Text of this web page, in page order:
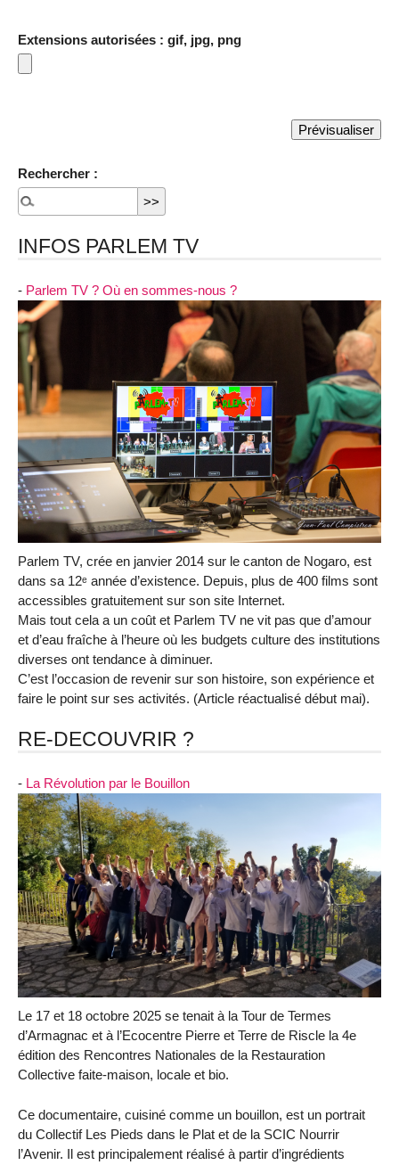
Extensions autorisées : gif, jpg, png
Rechercher :
INFOS PARLEM TV
- Parlem TV ? Où en sommes-nous ?
Parlem TV, crée en janvier 2014 sur le canton de Nogaro, est
dans sa 12ᵉ année d’existence. Depuis, plus de 400 films sont
accessibles gratuitement sur son site Internet.
Mais tout cela a un coût et Parlem TV ne vit pas que d’amour
et d’eau fraîche à l’heure où les budgets culture des institutions
diverses ont tendance à diminuer.
C’est l’occasion de revenir sur son histoire, son expérience et
faire le point sur ses activités. (Article réactualisé début mai).
RE-DECOUVRIR ?
- La Révolution par le Bouillon
Le 17 et 18 octobre 2025 se tenait à la Tour de Termes
d’Armagnac et à l’Ecocentre Pierre et Terre de Riscle la 4e
édition des Rencontres Nationales de la Restauration
Collective faite-maison, locale et bio.
Ce documentaire, cuisiné comme un bouillon, est un portrait
du Collectif Les Pieds dans le Plat et de la SCIC Nourrir
l’Avenir. Il est principalement réalisé à partir d’ingrédients